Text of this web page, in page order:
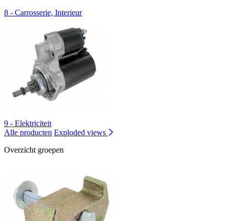
8 - Carrosserie, Interieur
9 - Elektriciteit
Alle producten Exploded views
Overzicht groepen